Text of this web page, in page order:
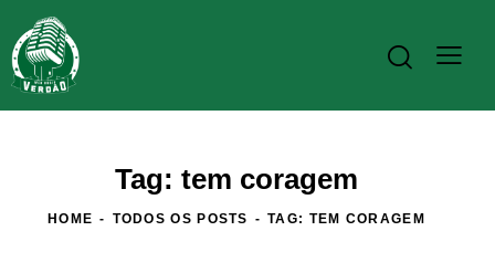
Tag: tem coragem
HOME TODOS OS POSTS TAG: TEM CORAGEM